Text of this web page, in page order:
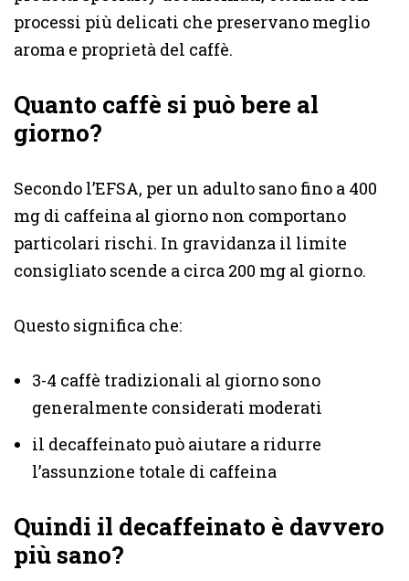
processi più delicati che preservano meglio
aroma e proprietà del caffè.
Quanto caffè si può bere al
giorno?
Secondo l’EFSA, per un adulto sano fino a 400
mg di caffeina al giorno non comportano
particolari rischi. In gravidanza il limite
consigliato scende a circa 200 mg al giorno.
Questo significa che:
3-4 caffè tradizionali al giorno sono
generalmente considerati moderati
il decaffeinato può aiutare a ridurre
l’assunzione totale di caffeina
Quindi il decaffeinato è davvero
più sano?